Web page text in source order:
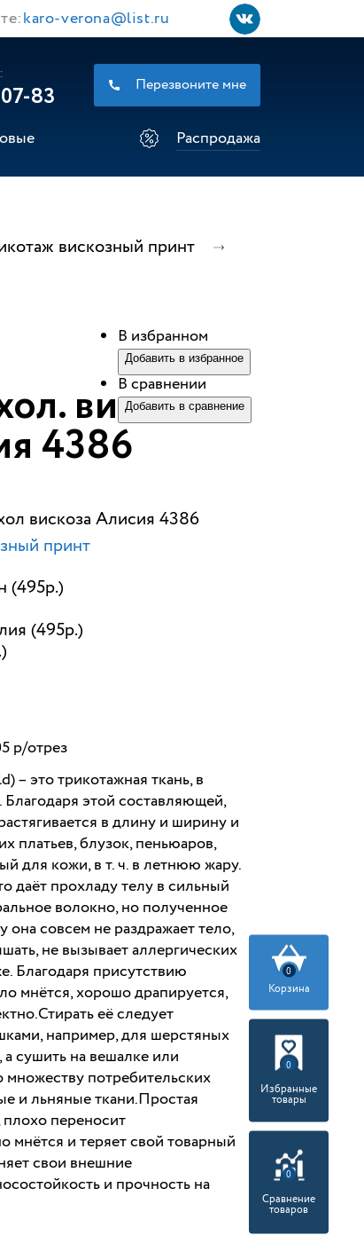
karo-verona@list.ru
83
Перезвоните мне
Распродажа
вискозный принт
вискоза
4386
вискоза Алисия 4386
принт
(495р.)
(495р.)
р/отрез
– это трикотажная ткань, в
этой составляющей,
в длину и ширину и
платьев, блузок, пеньюаров,
для кожи, в т. ч. в летнюю жару.
даёт прохладу телу в сильный
волокно, но полученное
совсем не раздражает тело,
не вызывает аллергических
Благодаря присутствию
мнётся, хорошо драпируется,
её следует
например, для шерстяных
сушить на вешалке или
потребительских
и льняные ткани.Простая
переносит
мнётся и теряет свой товарный
свои внешние
и прочность на
В избранном
Добавить в избранное
В сравнении
Добавить в сравнение
0
Корзина
0
Избранные
товары
0
Сравнение
товаров